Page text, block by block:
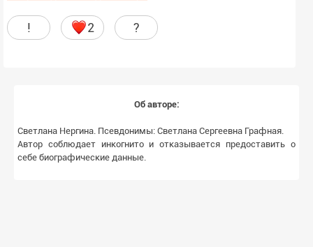
! 2 ?
Об авторе:
Светлана Нергина. Псевдонимы: Светлана Сергеевна Графная.
Автор соблюдает инкогнито и отказывается предоставить о
себе биографические данные.